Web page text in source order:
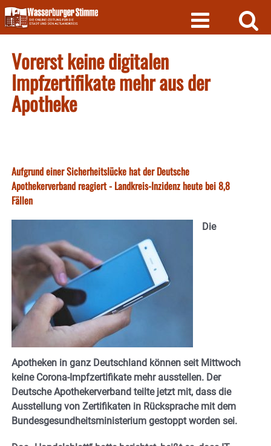
Skip
to
content
Vorerst keine digitalen
Impfzertifikate mehr aus der
Apotheke
Aufgrund einer Sicherheitslücke hat der Deutsche
Apothekerverband reagiert - Landkreis-Inzidenz heute bei 8,8
Fällen
Die
Apotheken in ganz Deutschland können seit Mittwoch
keine Corona-Impfzertifikate mehr ausstellen. Der
Deutsche Apothekerverband teilte jetzt mit, dass die
Ausstellung von Zertifikaten in Rücksprache mit dem
Bundesgesundheitsministerium gestoppt worden sei.